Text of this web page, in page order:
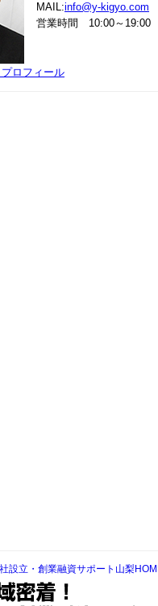
MAIL:info@y-kigyo.com
営業時間 10:00～19:00
ロフィール
設立・創業融資サポート山梨